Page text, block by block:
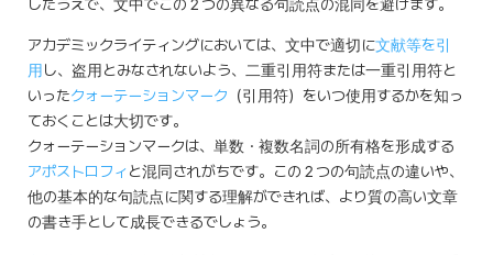
したうえで、文中でこの２つの異なる句読点の混同を避けます。
アカデミックライティングにおいては、文中で適切に文献等を引
用 し、盗用とみなされないよう、二重引用符または一重引用符と
いったクォーテーションマーク （引用符）をいつ使用するかを知っ
ておくことは大切です。
クォーテーションマークは、単数・複数名詞の所有格を形成する
アポストロフィと混同されがちです。この２つの句読点の違いや、
他の基本的な句読点に関する理解ができれば、より質の高い文章
の書き手として成長できるでしょう。